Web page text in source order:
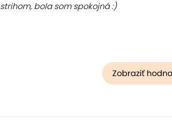
strihom, bola som spokojná :)
Zobraziť